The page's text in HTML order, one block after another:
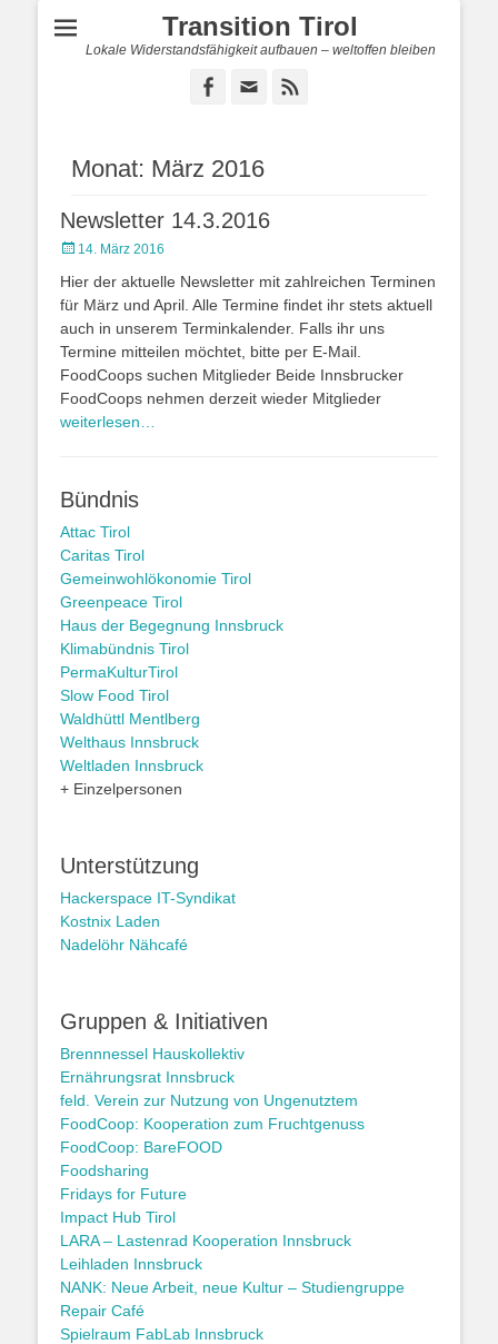
Transition Tirol
Lokale Widerstandsfähigkeit aufbauen – weltoffen bleiben
Facebook
Monat: März 2016
Newsletter 14.3.2016
Posted14. März 2016
Hier der aktuelle Newsletter mit zahlreichen Terminen
für März und April. Alle Termine findet ihr stets aktuell
auch in unserem Terminkalender. Falls ihr uns
Termine mitteilen möchtet, bitte per E-Mail.
FoodCoops suchen Mitglieder Beide Innsbrucker
FoodCoops nehmen derzeit wieder Mitglieder
weiterlesen…
Bündnis
Attac Tirol
Caritas Tirol
Gemeinwohlökonomie Tirol
Greenpeace Tirol
Haus der Begegnung Innsbruck
Klimabündnis Tirol
PermaKulturTirol
Slow Food Tirol
Waldhüttl Mentlberg
Welthaus Innsbruck
Weltladen Innsbruck
+ Einzelpersonen
Unterstützung
Hackerspace IT-Syndikat
Kostnix Laden
Nadelöhr Nähcafé
Gruppen & Initiativen
Brennnessel Hauskollektiv
Ernährungsrat Innsbruck
feld. Verein zur Nutzung von Ungenutztem
FoodCoop: Kooperation zum Fruchtgenuss
FoodCoop: BareFOOD
Foodsharing
Fridays for Future
Impact Hub Tirol
LARA – Lastenrad Kooperation Innsbruck
Leihladen Innsbruck
NANK: Neue Arbeit, neue Kultur – Studiengruppe
Repair Café
Spielraum FabLab Innsbruck